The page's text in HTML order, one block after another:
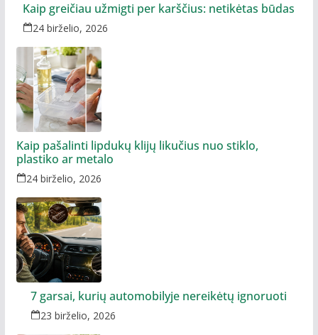
Kaip greičiau užmigti per karščius: netikėtas būdas
24 birželio, 2026
Kaip pašalinti lipdukų klijų likučius nuo stiklo,
plastiko ar metalo
24 birželio, 2026
7 garsai, kurių automobilyje nereikėtų ignoruoti
23 birželio, 2026